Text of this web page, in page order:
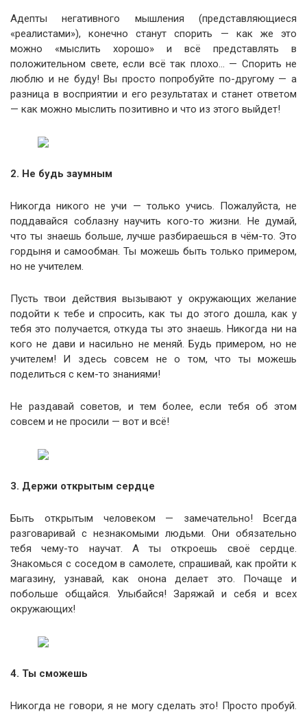
Адепты негативного мышления (представляющиеся
«реалистами»), конечно станут спорить — как же это
можно «мыслить хорошо» и всё представлять в
положительном свете, если всё так плохо… — Спорить не
люблю и не буду! Вы просто попробуйте по-другому — а
разница в восприятии и его результатах и станет ответом
— как можно мыслить позитивно и что из этого выйдет!
2. Не будь заумным
Никогда никого не учи — только учись. Пожалуйста, не
поддавайся соблазну научить кого-то жизни. Не думай,
что ты знаешь больше, лучше разбираешься в чём-то. Это
гордыня и самообман. Ты можешь быть только примером,
но не учителем.
Пусть твои действия вызывают у окружающих желание
подойти к тебе и спросить, как ты до этого дошла, как у
тебя это получается, откуда ты это знаешь. Никогда ни на
кого не дави и насильно не меняй. Будь примером, но не
учителем! И здесь совсем не о том, что ты можешь
поделиться с кем-то знаниями!
Не раздавай советов, и тем более, если тебя об этом
совсем и не просили — вот и всё!
3. Держи открытым сердце
Быть открытым человеком — замечательно! Всегда
разговаривай с незнакомыми людьми. Они обязательно
тебя чему-то научат. А ты откроешь своё сердце.
Знакомься с соседом в самолете, спрашивай, как пройти к
магазину, узнавай, как онона делает это. Почаще и
побольше общайся. Улыбайся! Заряжай и себя и всех
окружающих!
4. Ты сможешь
Никогда не говори, я не могу сделать это! Просто пробуй.